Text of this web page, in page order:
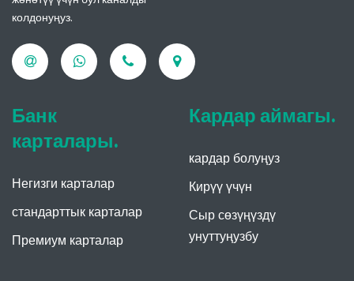
колдонуңуз.
Банк
карталары.
Негизги карталар
стандарттык карталар
Премиум карталар
Кардар аймагы.
кардар болуңуз
Кирүү үчүн
Сыр сөзүңүздү
унуттуңузбу